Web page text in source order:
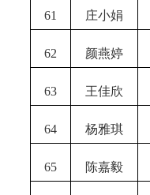
61 庄小娟
62 颜燕婷
63 王佳欣
64 杨雅琪
65 陈嘉毅